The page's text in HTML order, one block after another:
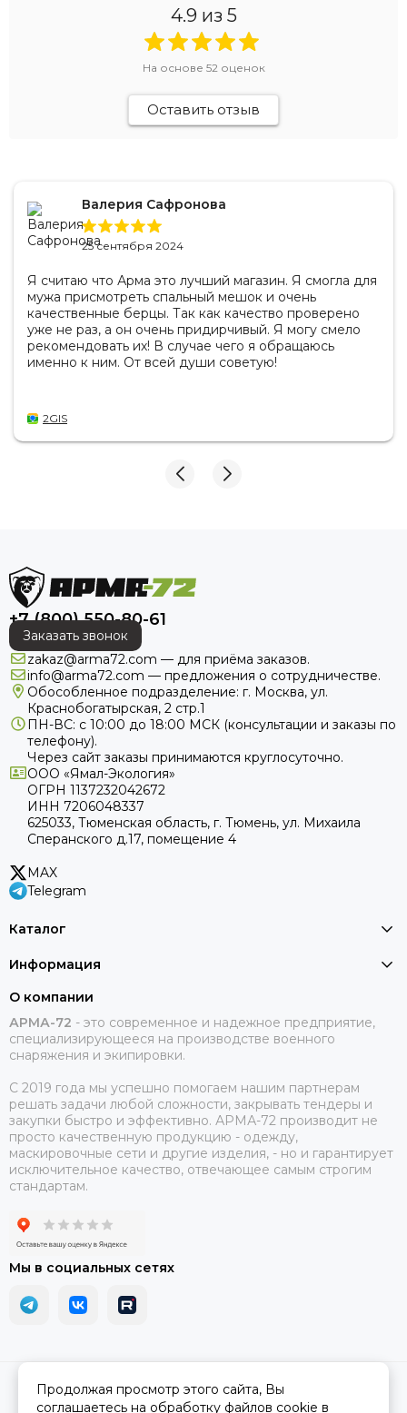
4.9 из 5
На основе 52 оценок
Оставить отзыв
Валерия Сафронова
25 сентября 2024
Я считаю что Арма это лучший магазин. Я смогла для
мужа присмотреть спальный мешок и очень
качественные берцы. Так как качество проверено
уже не раз, а он очень придирчивый. Я могу смело
рекомендовать их! В случае чего я обращаюсь
именно к ним. От всей души советую!
2GIS
+7 (800) 550-80-61
Заказать звонок
zakaz@arma72.com — для приёма заказов.
info@arma72.com — предложения о сотрудничестве.
Обособленное подразделение: г. Москва, ул.
Краснобогатырская, 2 стр.1
ПН-ВС: с 10:00 до 18:00 МСК (консультации и заказы по
телефону).
Через сайт заказы принимаются круглосуточно.
ООО «Ямал-Экология»
ОГРН 1137232042672
ИНН 7206048337
625033, Тюменская область, г. Тюмень, ул. Михаила
Сперанского д.17, помещение 4
MAX
Telegram
Каталог
Информация
О компании
АРМА-72 - это современное и надежное предприятие,
специализирующееся на производстве военного
снаряжения и экипировки.
С 2019 года мы успешно помогаем нашим партнерам
решать задачи любой сложности, закрывать тендеры и
закупки быстро и эффективно. АРМА-72 производит не
просто качественную продукцию - одежду,
маскировочные сети и другие изделия, - но и гарантирует
исключительное качество, отвечающее самым строгим
стандартам.
Мы в социальных сетях
2026 © АРМА-72 - военное снаряжение и экипировка оптом и в
розницу.Карта сайта
Продолжая просмотр этого сайта, Вы
соглашаетесь на обработку файлов cookie в